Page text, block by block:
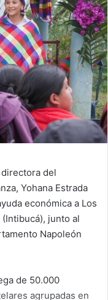
del
Yohana Estrada
económica a Los
junto al
Napoleón
de 50.000
agrupadas en